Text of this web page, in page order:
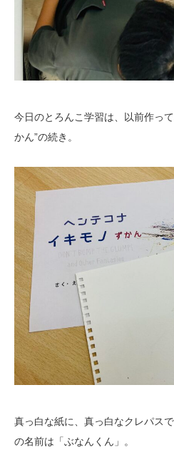
今日のとろんこ学習は、以前作っ
かん”の続き。
真っ白な紙に、真っ白なクレパス
の名前は「ぶなんくん」。